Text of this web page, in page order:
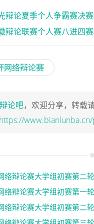
辩论夏季个人争霸赛决
辩论联赛个人赛八进四
网络辩论赛
辩论吧，欢迎分享，转载
https://
络辩论赛大学组初赛第二
络辩论赛大学组初赛第一
络辩论赛大学组初赛第二